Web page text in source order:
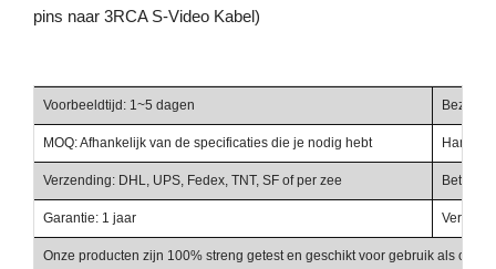
pins naar 3RCA S-Video Kabel)
Voorbeeldtijd: 1~5 dagen
MOQ: Afhankelijk van de specificaties die je nodig hebt
Verzending: DHL, UPS, Fedex, TNT, SF of per zee
Garantie: 1 jaar
Onze producten zijn 100% streng getest en geschikt voor gebruik als